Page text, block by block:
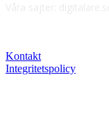
Kontakt
Integritetspolicy